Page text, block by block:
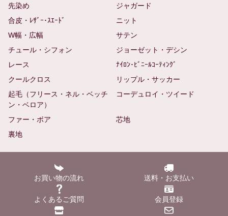
先染め
ジャガード
合皮・ﾚｻﾞｰ･ｽｴｰﾄﾞ
ニット
W幅・広幅
サテン
チュール・シフォン
ジョーゼット・デシン
レース
ﾅｲﾛﾝ･ﾋﾞﾆｰﾙｺｰﾃｨﾝｸﾞ
クールクロス
リップル・サッカー
起毛（フリース・ネル・ベッチ
ン・ベロア）
コーデュロイ・ツイード
ファー・ボア
芯地
裏地
お買い物の流れ 送料・お支払い
よくあるご質問 会員登録